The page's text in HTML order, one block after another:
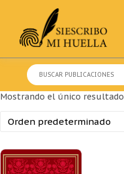
content
Buscar:
Mostrando el único resultado